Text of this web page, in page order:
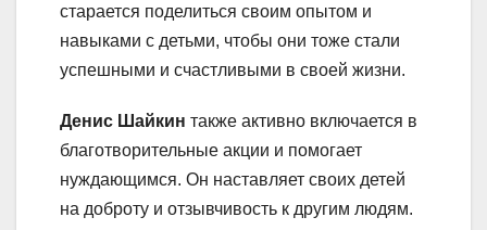
старается поделиться своим опытом и
навыками с детьми, чтобы они тоже стали
успешными и счастливыми в своей жизни.
Денис Шайкин также активно включается в
благотворительные акции и помогает
нуждающимся. Он наставляет своих детей
на доброту и отзывчивость к другим людям.